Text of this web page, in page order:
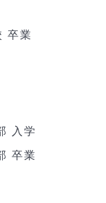
卒業
入学
卒業